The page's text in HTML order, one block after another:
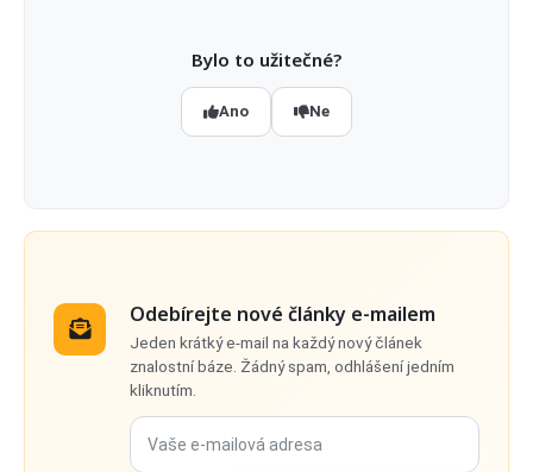
Bylo to užitečné?
Ano Ne
Odebírejte nové články e-mailem
Jeden krátký e-mail na každý nový článek
znalostní báze. Žádný spam, odhlášení jedním
kliknutím.
Vaše e-mailová adresa